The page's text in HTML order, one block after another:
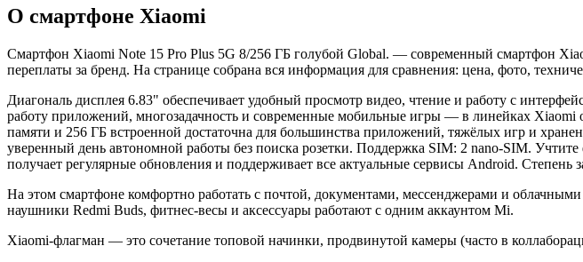
О смартфоне Xiaomi
Смартфон Xiaomi Note 15 Pro Plus 5G 8/256 ГБ голубой Global. — современный смартфон
переплаты за бренд. На странице собрана вся информация для сравнения: цена, фото,
Диагональ дисплея 6.83" обеспечивает удобный просмотр видео, чтение и работу с
работу приложений, многозадачность и современные мобильные игры — в линейках
памяти и 256 ГБ встроенной достаточна для большинства приложений, тяжёлых игр и
уверенный день автономной работы без поиска розетки. Поддержка SIM: 2 nano-SIM.
получает регулярные обновления и поддерживает все актуальные сервисы Android.
На этом смартфоне комфортно работать с почтой, документами, мессенджерами и
наушники Redmi Buds, фитнес-весы и аксессуары работают с одним аккаунтом Mi.
Xiaomi-флагман — это сочетание топовой начинки, продвинутой камеры (часто в